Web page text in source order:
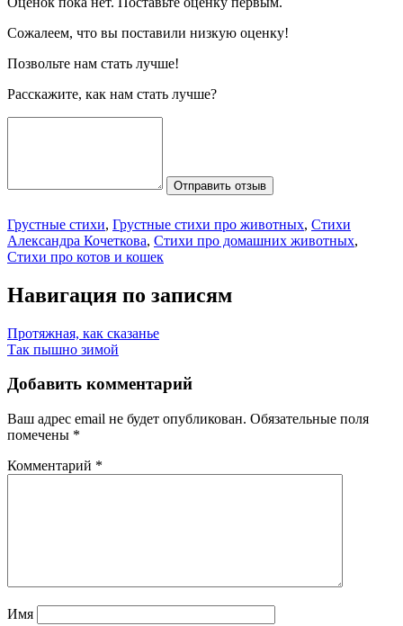
Сожалеем, что вы поставили низкую оценку!
Позвольте нам стать лучше!
Расскажите, как нам стать лучше?
Отправить отзыв
Грустные стихи, Грустные стихи про животных, Стихи
Александра Кочеткова, Стихи про домашних животных,
Стихи про котов и кошек
Навигация по записям
Протяжная, как сказанье
Так пышно зимой
Добавить комментарий
Ваш адрес email не будет опубликован. Обязательные поля
помечены *
Комментарий *
Имя